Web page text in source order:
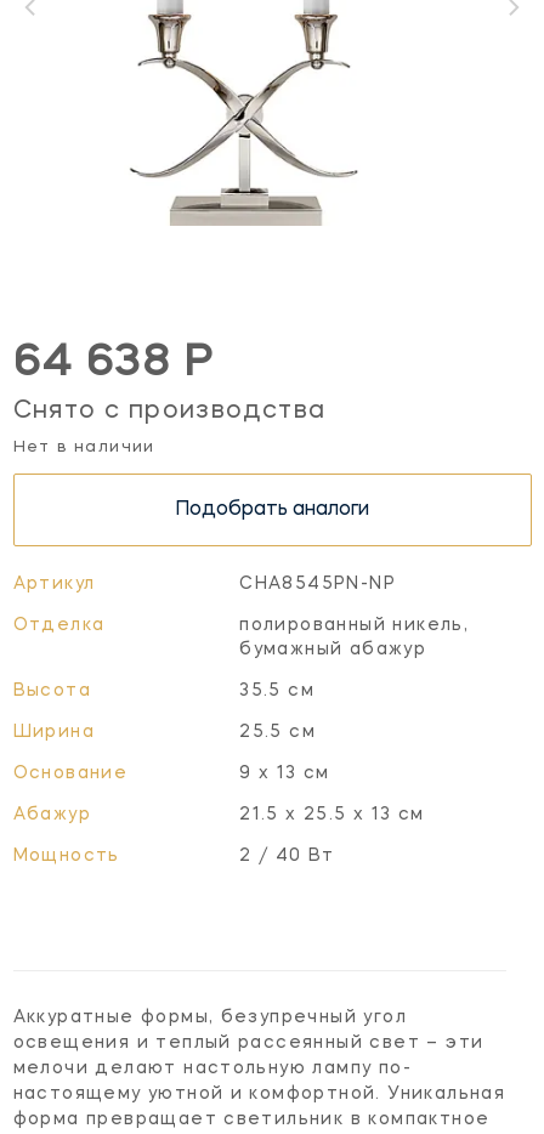
64 638 Р
Снято с производства
Нет в наличии
Подобрать аналоги
Артикул CHA8545PN-NP
Отделка
полированный никель,
бумажный абажур
Высота 35.5 см
Ширина 25.5 см
Основание 9 х 13 см
Абажур 21.5 x 25.5 x 13 см
Мощность 2 / 40 Вт
Аккуратные формы, безупречный угол
освещения и теплый рассеянный свет – эти
мелочи делают настольную лампу по-
настоящему уютной и комфортной. Уникальная
форма превращает светильник в компактное